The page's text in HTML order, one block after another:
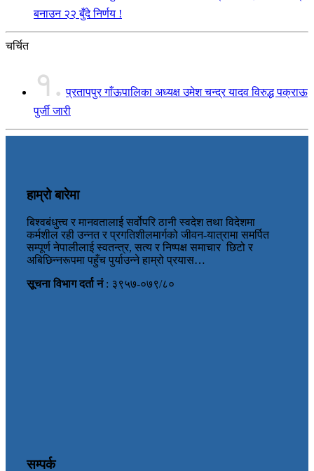
बनाउन २२ बुँदे निर्णय !
चर्चित
१. प्रतापपुर गाँऊपालिका अध्यक्ष उमेश चन्द्र यादव विरुद्ध पक्राऊ
पुर्जी जारी
हाम्रो बारेमा
बिश्वबंधुत्त्व र मानवतालाई सर्वोपरि ठानी स्वदेश तथा विदेशमा
कर्मशील रही उन्नत र प्रगतिशीलमार्गको जीवन-यात्रामा समर्पित
सम्पूर्ण नेपालीलाई स्वतन्त्र, सत्य र निष्पक्ष समाचार छिटो र
अबिछिन्नरूपमा पहुँच पुर्याउन्ने हाम्रो प्रयास…
सूचना विभाग दर्ता नं: ३९५७-०७९/८०
सम्पर्क